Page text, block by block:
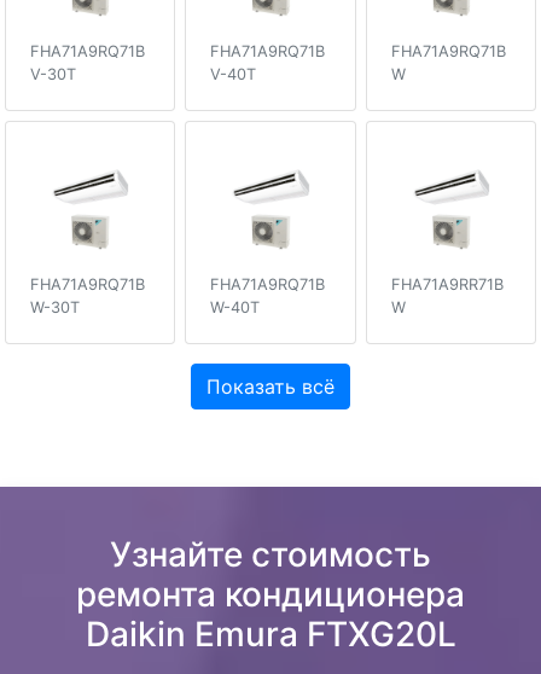
FHA71A9RQ71B
V-30T
FHA71A9RQ71B
V-40T
FHA71A9RQ71B
W
FHA71A9RQ71B
W-30T
FHA71A9RQ71B
W-40T
FHA71A9RR71B
W
Показать всё
Узнайте стоимость
ремонта кондиционера
Daikin Emura FTXG20L